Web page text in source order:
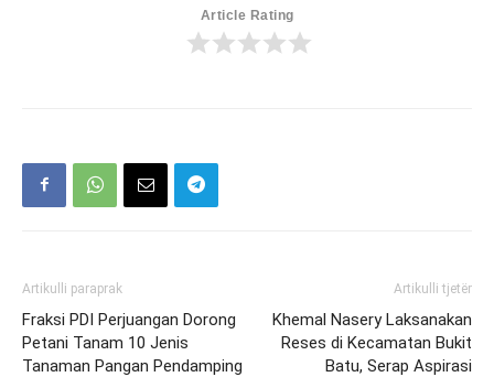
Article Rating
Artikulli paraprak
Fraksi PDI Perjuangan Dorong
Petani Tanam 10 Jenis
Tanaman Pangan Pendamping
Artikulli tjetër
Khemal Nasery Laksanakan
Reses di Kecamatan Bukit
Batu, Serap Aspirasi